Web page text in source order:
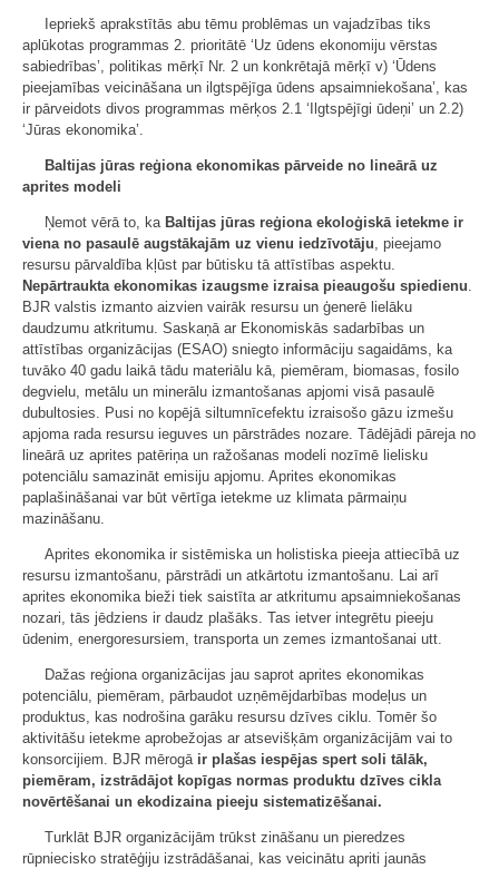
Iepriekš aprakstītās abu tēmu problēmas un vajadzības tiks
aplūkotas programmas 2. prioritātē ‘Uz ūdens ekonomiju vērstas
sabiedrības’, politikas mērķī Nr. 2 un konkrētajā mērķī v) ‘Ūdens
pieejamības veicināšana un ilgtspējīga ūdens apsaimniekošana’, kas
ir pārveidots divos programmas mērķos 2.1 ‘Ilgtspējīgi ūdeņi’ un 2.2)
‘Jūras ekonomika’.
Baltijas jūras reģiona ekonomikas pārveide no lineārā uz
aprites modeli
Ņemot vērā to, ka Baltijas jūras reģiona ekoloģiskā ietekme ir
viena no pasaulē augstākajām uz vienu iedzīvotāju, pieejamo
resursu pārvaldība kļūst par būtisku tā attīstības aspektu.
Nepārtraukta ekonomikas izaugsme izraisa pieaugošu spiedienu.
BJR valstis izmanto aizvien vairāk resursu un ģenerē lielāku
daudzumu atkritumu. Saskaņā ar Ekonomiskās sadarbības un
attīstības organizācijas (ESAO) sniegto informāciju sagaidāms, ka
tuvāko 40 gadu laikā tādu materiālu kā, piemēram, biomasas, fosilo
degvielu, metālu un minerālu izmantošanas apjomi visā pasaulē
dubultosies. Pusi no kopējā siltumnīcefektu izraisošo gāzu izmešu
apjoma rada resursu ieguves un pārstrādes nozare. Tādējādi pāreja no
lineārā uz aprites patēriņa un ražošanas modeli nozīmē lielisku
potenciālu samazināt emisiju apjomu. Aprites ekonomikas
paplašināšanai var būt vērtīga ietekme uz klimata pārmaiņu
mazināšanu.
Aprites ekonomika ir sistēmiska un holistiska pieeja attiecībā uz
resursu izmantošanu, pārstrādi un atkārtotu izmantošanu. Lai arī
aprites ekonomika bieži tiek saistīta ar atkritumu apsaimniekošanas
nozari, tās jēdziens ir daudz plašāks. Tas ietver integrētu pieeju
ūdenim, energoresursiem, transporta un zemes izmantošanai utt.
Dažas reģiona organizācijas jau saprot aprites ekonomikas
potenciālu, piemēram, pārbaudot uzņēmējdarbības modeļus un
produktus, kas nodrošina garāku resursu dzīves ciklu. Tomēr šo
aktivitāšu ietekme aprobežojas ar atsevišķām organizācijām vai to
konsorcijiem. BJR mērogā ir plašas iespējas spert soli tālāk,
piemēram, izstrādājot kopīgas normas produktu dzīves cikla
novērtēšanai un ekodizaina pieeju sistematizēšanai.
Turklāt BJR organizācijām trūkst zināšanu un pieredzes
rūpniecisko stratēģiju izstrādāšanai, kas veicinātu apriti jaunās